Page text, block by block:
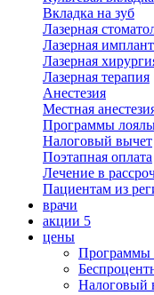
Вкладка на зуб
Лазерная
Лазерная
Лазерная
Лазерная терапия
Анестезия
Местная
Программы
Налоговый вычет
Поэтапная оплата
Лечение в
Пациентам из
врачи
акции 5
цены
Программы
Налоговый